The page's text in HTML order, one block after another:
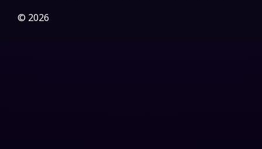
Gothic
© 2026